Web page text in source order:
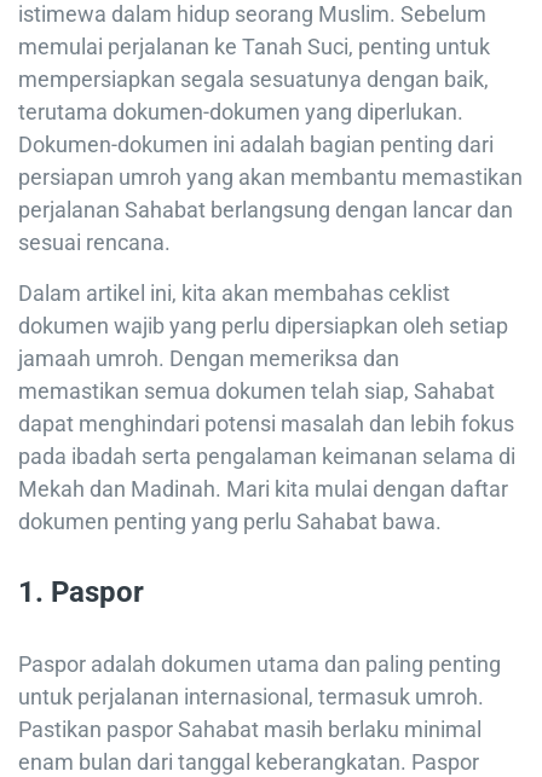
istimewa dalam hidup seorang Muslim. Sebelum
memulai perjalanan ke Tanah Suci, penting untuk
mempersiapkan segala sesuatunya dengan baik,
terutama dokumen-dokumen yang diperlukan.
Dokumen-dokumen ini adalah bagian penting dari
persiapan umroh yang akan membantu memastikan
perjalanan Sahabat berlangsung dengan lancar dan
sesuai rencana.
Dalam artikel ini, kita akan membahas ceklist
dokumen wajib yang perlu dipersiapkan oleh setiap
jamaah umroh. Dengan memeriksa dan
memastikan semua dokumen telah siap, Sahabat
dapat menghindari potensi masalah dan lebih fokus
pada ibadah serta pengalaman keimanan selama di
Mekah dan Madinah. Mari kita mulai dengan daftar
dokumen penting yang perlu Sahabat bawa.
1. Paspor
Paspor adalah dokumen utama dan paling penting
untuk perjalanan internasional, termasuk umroh.
Pastikan paspor Sahabat masih berlaku minimal
enam bulan dari tanggal keberangkatan. Paspor